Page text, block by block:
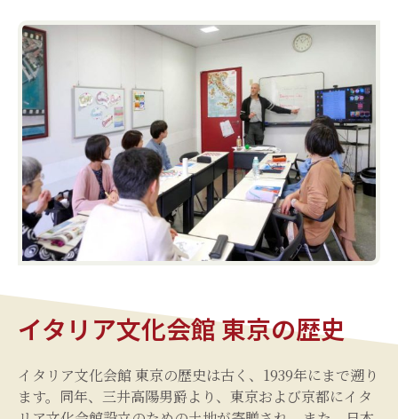
イタリア文化会館 東京の歴史
イタリア文化会館 東京の歴史は古く、1939年にまで遡り
ます。同年、三井高陽男爵より、東京および京都にイタ